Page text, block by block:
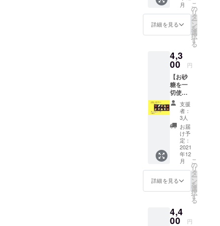
フレッ
シュド
ルーツ
をぜひ
い。 ●
原材
料 ・
ぶど
う ・
マン
ゴー
・デー
ツ ・
いちじ
外郵便
にてお
届けい
たしま
しさを
与えて
す。 砂
糖は一
ません
ので糖
質が気
になる
方にも
安心し
てお楽
しみい
ただけ
ます。
お友達
との集
まり
や、
ホッと
癒した
いひと
せな
ハーブ
の葉)を
組み合
わせた
の香り
が優雅
なとっ
ても美
味しい
お茶で
す。 ビ
タミ
ン、ミ
ネラ
ル、フ
ラボノ
イド、
葉緑素
などカ
喜ぶ栄
養たっ
フェイ
ンでお
フト
ボック
スでの
のお手
紙 *北海
道、沖
縄、離
島の方
への発
送はギ
フト
ラッピ
ング無
しとな
りま
す。ご
了承く
ださ
い。 ■
フレッ
ツ
オーガ
届け予
定12月
下旬、
賞味期
限：お
後、冷
蔵で約
30日
間 ●
セット
内容 ・
デーツ
チョ
コ ８
個入り
ギフ
トラッ
ピング
付き* ・
感謝の
お手紙 *
北海
への発
送はギ
月
詳細を見る
こ
の
リ
タ
ー
ン
を
選
択
す
る
4,3
00 円
【お砂
糖を一
切使わ
ない
チョコ
in デー
ツ 10
個入
り】税
込・送
料込み
・お届
け予定
12月下
旬、賞
味期
届け
後、冷
支援
者：
3人
お届
け予
定：
2021
年12
月
詳細を見る
こ
の
リ
タ
ー
ン
を
選
択
す
る
4,4
00 円